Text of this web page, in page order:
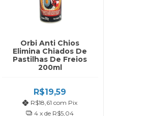
Orbi Anti Chios
Elimina Chiados De
Pastilhas De Freios
200ml
R$19,59
R$18,61com Pix
4 x de R$5,04